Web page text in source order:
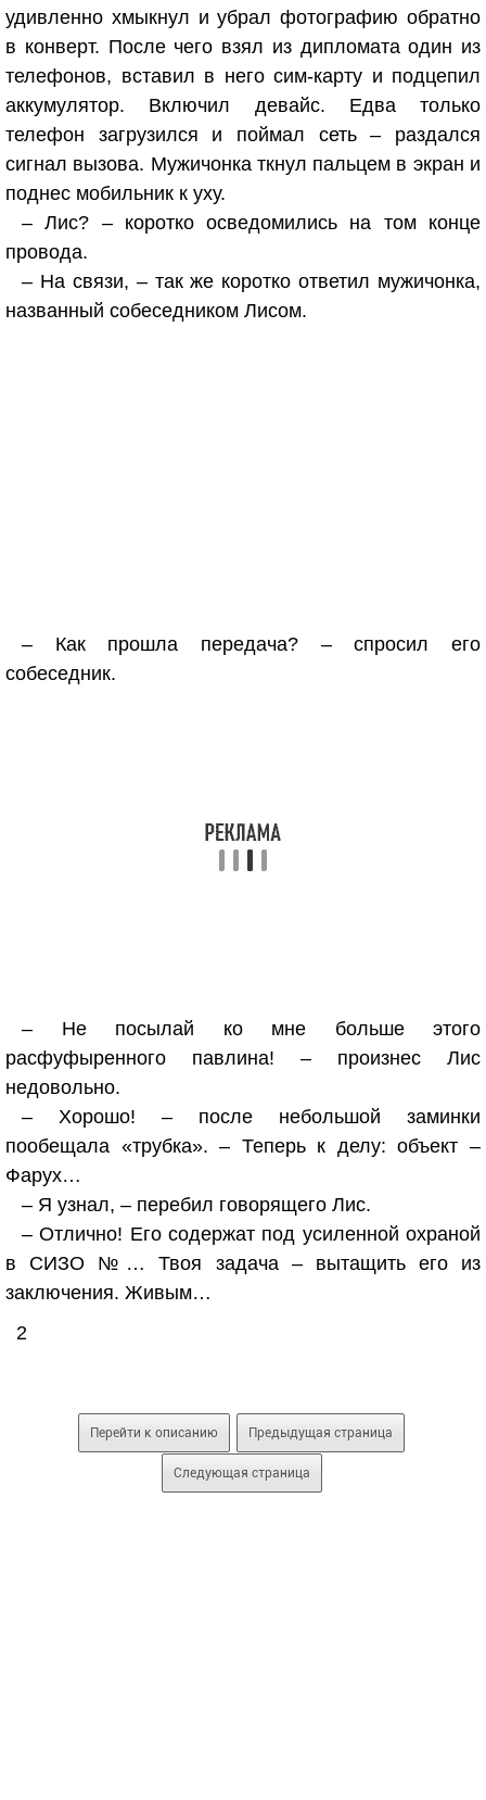
удивленно хмыкнул и убрал фотографию обратно
в конверт. После чего взял из дипломата один из
телефонов, вставил в него сим-карту и подцепил
аккумулятор. Включил девайс. Едва только
телефон загрузился и поймал сеть – раздался
сигнал вызова. Мужичонка ткнул пальцем в экран и
поднес мобильник к уху.
– Лис? – коротко осведомились на том конце
провода.
– На связи, – так же коротко ответил мужичонка,
названный собеседником Лисом.
– Как прошла передача? – спросил его
собеседник.
– Не посылай ко мне больше этого
расфуфыренного павлина! – произнес Лис
недовольно.
– Хорошо! – после небольшой заминки
пообещала «трубка». – Теперь к делу: объект –
Фарух…
– Я узнал, – перебил говорящего Лис.
– Отлично! Его содержат под усиленной охраной
в СИЗО №… Твоя задача – вытащить его из
заключения. Живым…
2
Перейти к описанию Предыдущая страница
Следующая страница